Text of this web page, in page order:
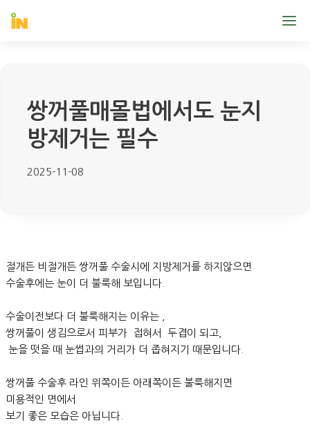
쌍꺼풀매몰법에서도 눈지
방제거는 필수
2025-11-08
절개든 비절개든 쌍꺼풀 수술시에 지방제거를 하지않으면
수술후에는 눈이 더 불룩해 보입니다.
수술이전보다 더 불룩해지는 이유는 ,
쌍꺼풀이 생김으로서 피부가 접혀서 두겹이 되고,
눈을 떳을 때 눈썹과의 거리가 더 좁혀지기 때문입니다.
쌍꺼풀 수술후 라인 위쪽이든 아래쪽이든 불룩해지면
미용적인 면에서
보기 좋은 모습은 아닙니다.